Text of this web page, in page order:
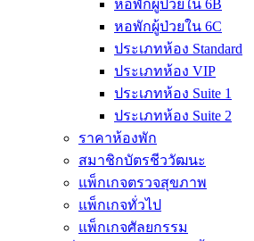
หอพักผู้ป่วยใน 6B
หอพักผู้ป่วยใน 6C
ประเภทห้อง Standard
ประเภทห้อง VIP
ประเภทห้อง Suite 1
ประเภทห้อง Suite 2
ราคาห้องพัก
สมาชิกบัตรชีววัฒนะ
แพ็กเกจตรวจสุขภาพ
แพ็กเกจทั่วไป
แพ็กเกจศัลยกรรม